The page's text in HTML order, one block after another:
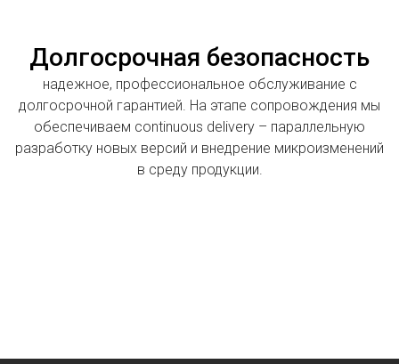
Долгосрочная безопасность
надежное, профессиональное обслуживание с
долгосрочной гарантией. На этапе сопровождения мы
обеспечиваем continuous delivery – параллельную
разработку новых версий и внедрение микроизменений
в среду продукции.